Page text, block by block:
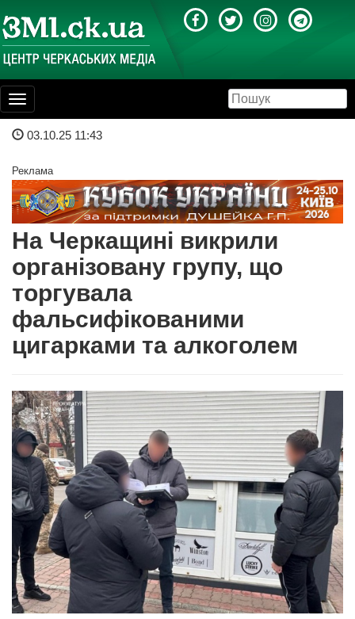
Toggle
navigation
03.10.25 11:43
Реклама
На Черкащині викрили
організовану групу, що
торгувала
фальсифікованими
цигарками та алкоголем